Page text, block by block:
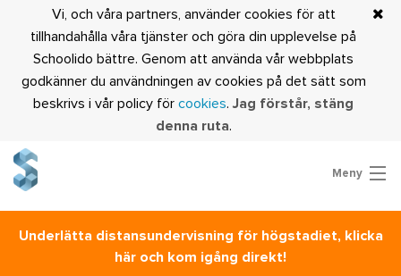
Vi, och våra partners, använder cookies för att
tillhandahålla våra tjänster och göra din upplevelse på
Schoolido bättre. Genom att använda vår webbplats
godkänner du användningen av cookies på det sätt som
beskrivs i vår policy för cookies. Jag förstår, stäng
denna ruta.
Meny
Är du lärare?
Underlätta distansundervisning för högstadiet, klicka
här och kom igång direkt!